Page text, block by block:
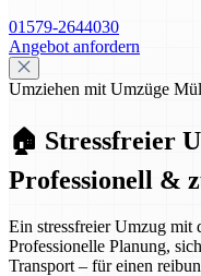
01579-2644030
Angebot anfordern
Umziehen mit Umzüge
🏠 Stressfreier
Professionell &
Ein stressfreier Umzug mit
Professionelle Planung,
Transport – für einen